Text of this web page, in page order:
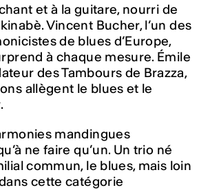
et à la guitare, nourri de
Vincent Bucher, l’un des
de blues d’Europe,
à chaque mesure. Émile
des Tambours de Brazza,
allègent le blues et le
mandingues
ne faire qu’un. Un trio né
commun, le blues, mais loin
cette catégorie